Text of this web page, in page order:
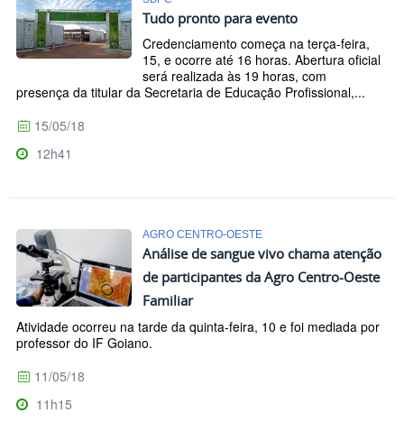
Tudo pronto para evento
Credenciamento começa na terça-feira,
15, e ocorre até 16 horas. Abertura oficial
será realizada às 19 horas, com
presença da titular da Secretaria de Educação Profissional,...
15/05/18
12h41
AGRO CENTRO-OESTE
Análise de sangue vivo chama atenção
de participantes da Agro Centro-Oeste
Familiar
Atividade ocorreu na tarde da quinta-feira, 10 e foi mediada por
professor do IF Goiano.
11/05/18
11h15